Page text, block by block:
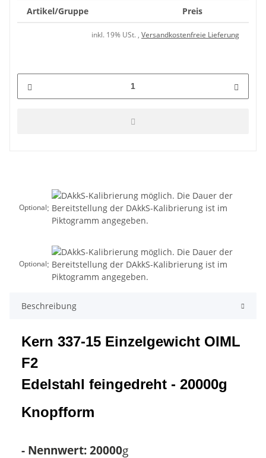
Artikel/Gruppe Preis
inkl. 19% USt. , Versandkostenfreie Lieferung
Optional:
Optional:
Beschreibung
Kern 337-15 Einzelgewicht OIML
F2
Edelstahl feingedreht - 20000g
Knopfform
- Nennwert: 20000g